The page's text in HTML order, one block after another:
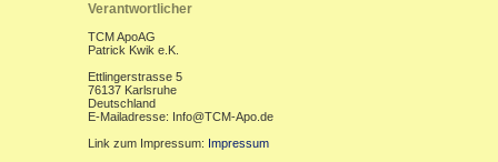
Verantwortlicher
TCM ApoAG
Patrick Kwik e.K.
Ettlingerstrasse 5
76137 Karlsruhe
Deutschland
E-Mailadresse: Info@TCM-Apo.de
Link zum Impressum: Impressum